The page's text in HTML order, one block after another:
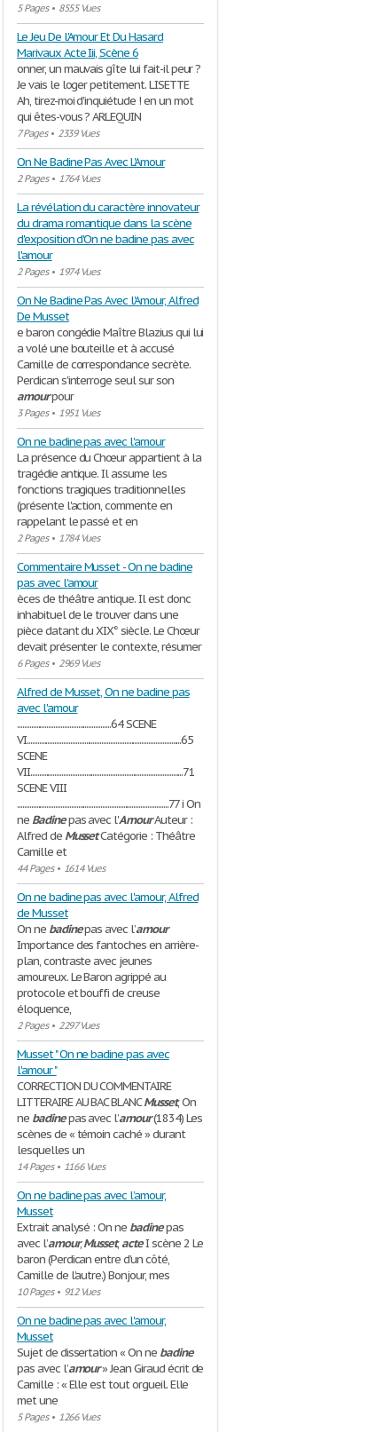
5 Pages• 8555 Vues
Le Jeu De l'Amour Et Du Hasard
Marivaux Acte Iii, Scène 6
onner, un mauvais gîte lui fait-il peur ?
Je vais le loger petitement. LISETTE
Ah, tirez-moi d'inquiétude ! en un mot
qui êtes-vous ? ARLEQUIN
7 Pages• 2339 Vues
On Ne Badine Pas Avec L'Amour
2 Pages• 1764 Vues
La révélation du caractère innovateur
du drama romantique dans la scène
d'exposition d'On ne badine pas avec
l'amour
2 Pages• 1974 Vues
On Ne Badine Pas Avec l'Amour, Alfred
De Musset
e baron congédie Maître Blazius qui lui
a volé une bouteille et à accusé
Camille de correspondance secrète.
Perdican s'interroge seul sur son
amourpour
3 Pages• 1951 Vues
On ne badine pas avec l'amour
La présence du Chœur appartient à la
tragédie antique. Il assume les
fonctions tragiques traditionnelles
(présente l'action, commente en
rappelant le passé et en
2 Pages• 1784 Vues
Commentaire Musset - On ne badine
pas avec l'amour
èces de théâtre antique. Il est donc
inhabituel de le trouver dans une
pièce datant du XIX° siècle. Le Chœur
devait présenter le contexte, résumer
6 Pages• 2969 Vues
Alfred de Musset, On ne badine pas
avec l'amour
......................................................64 SCENE
VI.........................................................................................65
SCENE
VII........................................................................................71
SCENE VIII
.......................................................................................77 i On
ne Badinepas avec l'AmourAuteur :
Alfred de MussetCatégorie : Théâtre
Camille et
44 Pages• 1614 Vues
On ne badine pas avec l'amour, Alfred
de Musset
On ne badinepas avec l’amour
Importance des fantoches en arrière-
plan, contraste avec jeunes
amoureux. Le Baron agrippé au
protocole et bouffi de creuse
éloquence,
2 Pages• 2297 Vues
Musset " On ne badine pas avec
l'amour "
CORRECTION DU COMMENTAIRE
LITTERAIRE AU BAC BLANCMusset, On
ne badinepas avec l’amour(1834) Les
scènes de « témoin caché » durant
lesquelles un
14 Pages• 1166 Vues
On ne badine pas avec l’amour,
Musset
Extrait analysé : On ne badinepas
avec l’amour,Musset,acteI scène 2 Le
baron (Perdican entre d’un côté,
Camille de l’autre.) Bonjour, mes
10 Pages• 912 Vues
On ne badine pas avec l'amour,
Musset
Sujet de dissertation « On ne badine
pas avec l’amour» Jean Giraud écrit de
Camille : « Elle est tout orgueil. Elle
met une
5 Pages• 1266 Vues